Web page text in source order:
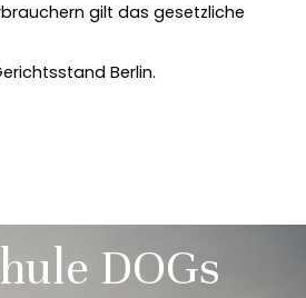
gilt das gesetzliche
Berlin.
DOGs